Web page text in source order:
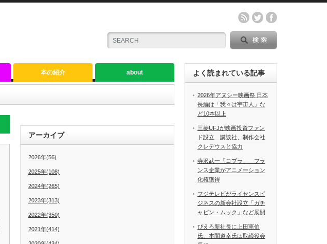
本の紹介 about
アーカイブ
2026年(56)
2025年(108)
2024年(265)
2023年(313)
2022年(350)
2021年(414)
よく読まれている記事
2026年アヌシー映画祭 日本
長編は「我々は宇宙人」な
ど10本以上
三菱UFJが映画投資ファン
ド設立 講談社、制作会社
クレデウスと協力
寺沢武一「コブラ」 フラ
ンス企業がアニメーション
化権獲得
フジテレビがライセンスビ
ジネスの新会社設立「ガチ
ャピン・ムック」など展開
ぴえろ新社長に上田憲伯
氏、本間道幸氏は取締役会